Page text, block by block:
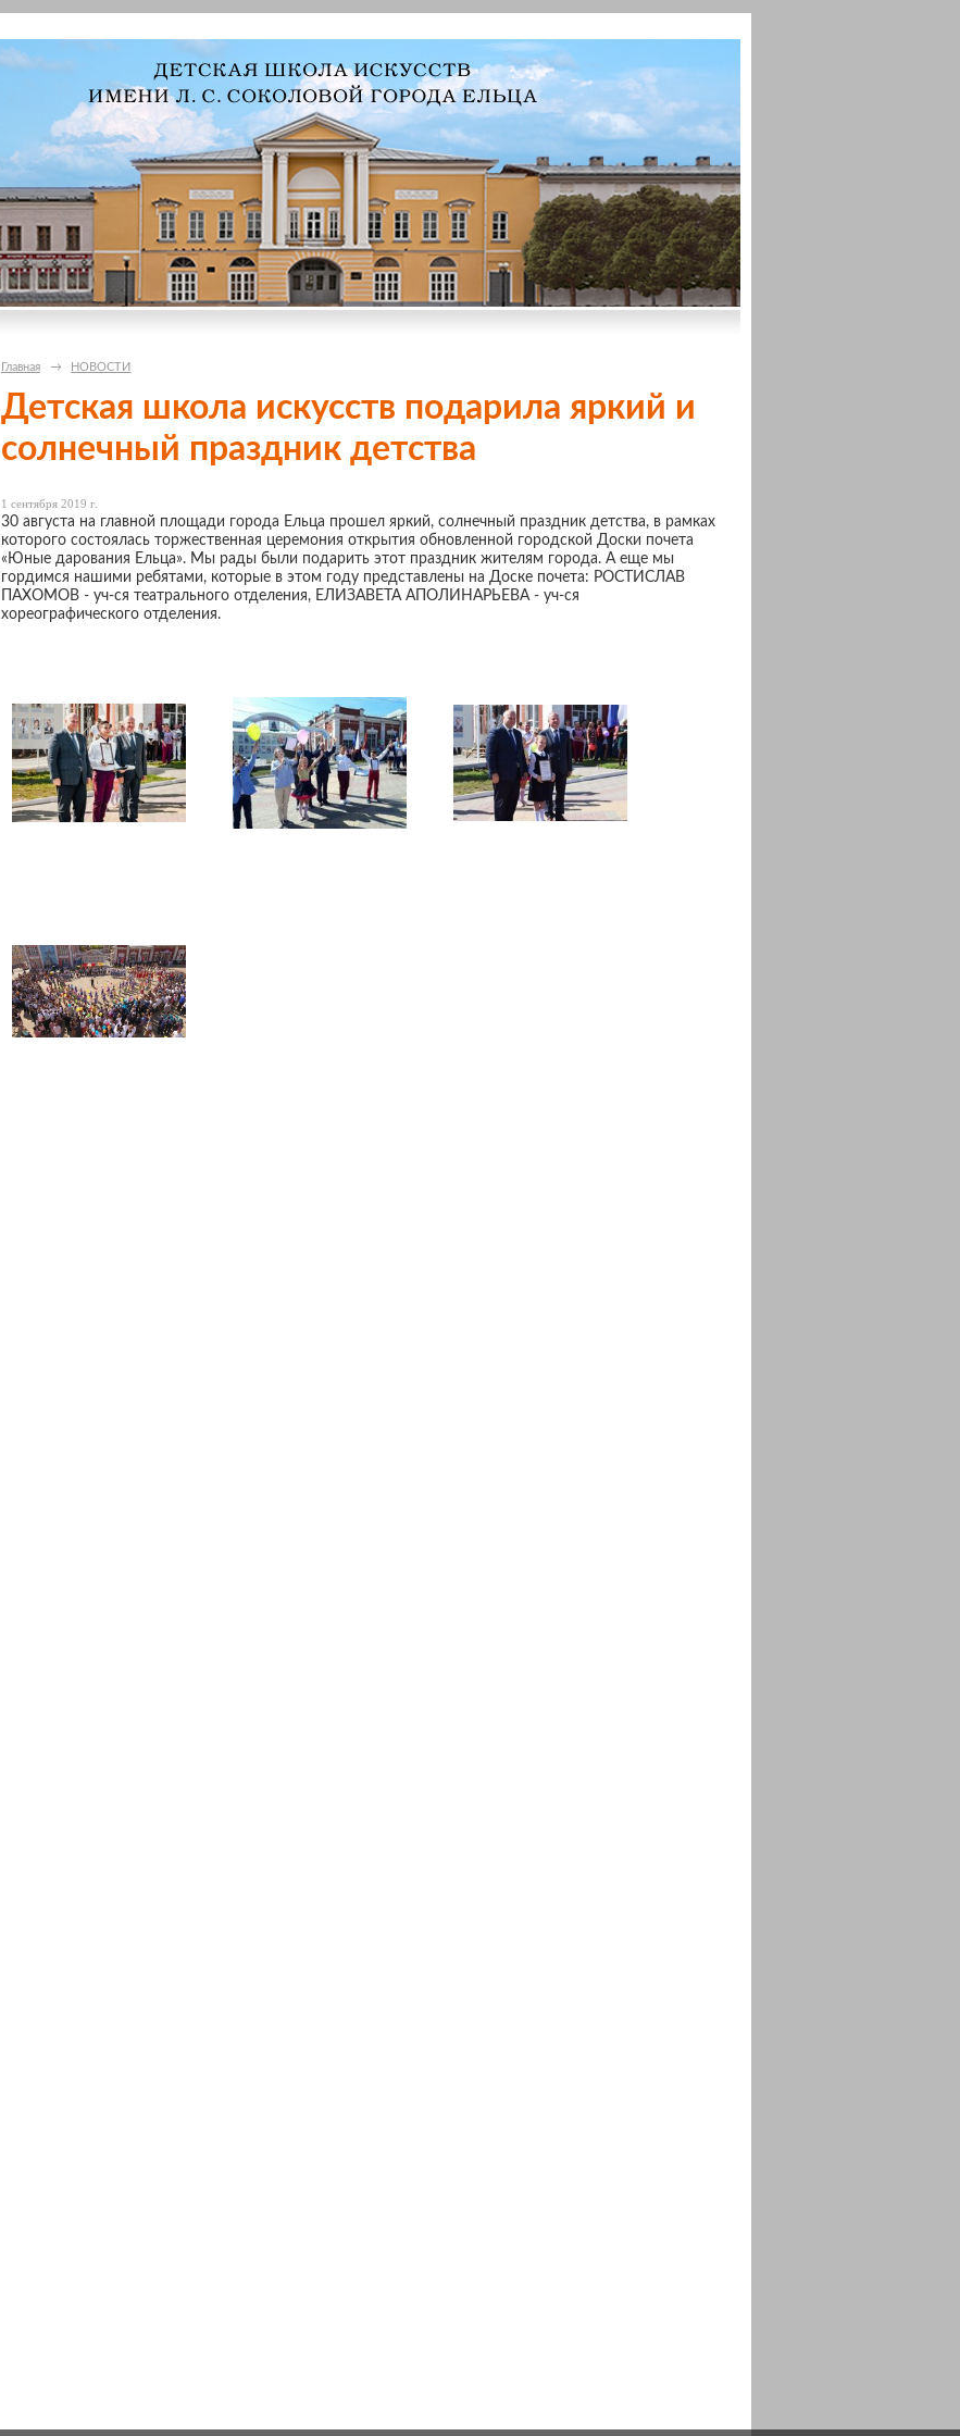
Главная → НОВОСТИ
Детская школа искусств подарила яркий и
солнечный праздник детства
1 сентября 2019 г.
30 августа на главной площади города Ельца прошел яркий, солнечный праздник детства, в рамках
которого состоялась торжественная церемония открытия обновленной городской Доски почета
«Юные дарования Ельца». Мы рады были подарить этот праздник жителям города. А еще мы
гордимся нашими ребятами, которые в этом году представлены на Доске почета: РОСТИСЛАВ
ПАХОМОВ - уч-ся театрального отделения, ЕЛИЗАВЕТА АПОЛИНАРЬЕВА - уч-ся
хореографического отделения.